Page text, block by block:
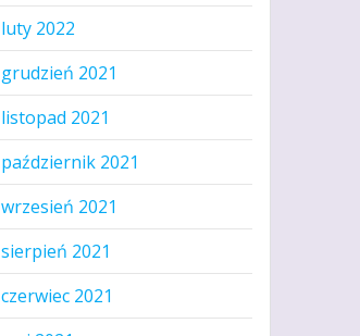
luty 2022
grudzień 2021
listopad 2021
październik 2021
wrzesień 2021
sierpień 2021
czerwiec 2021